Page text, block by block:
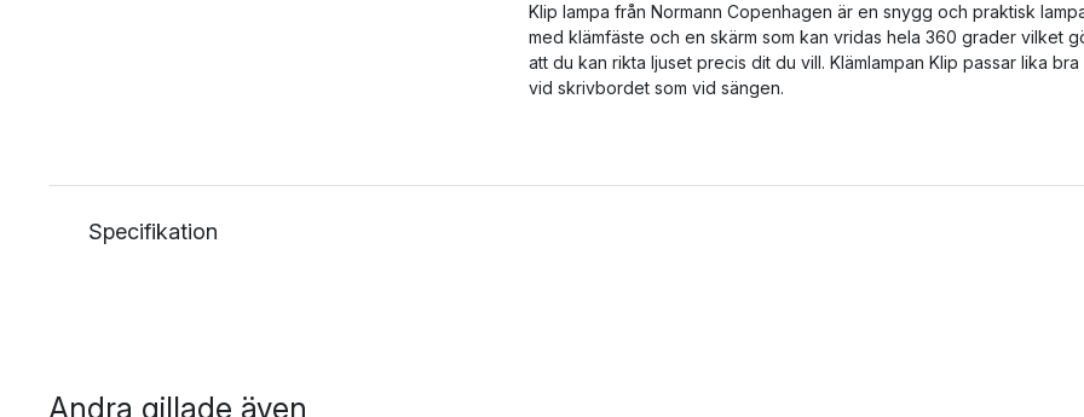
Klip lampa från Normann Copenhagen är en snygg och praktisk
med klämfäste och en skärm som kan vridas hela 360 grader vilket
att du kan rikta ljuset precis dit du vill. Klämlampan Klip passar lika bra
vid skrivbordet som vid sängen.
Specifikation
Andra gillade även